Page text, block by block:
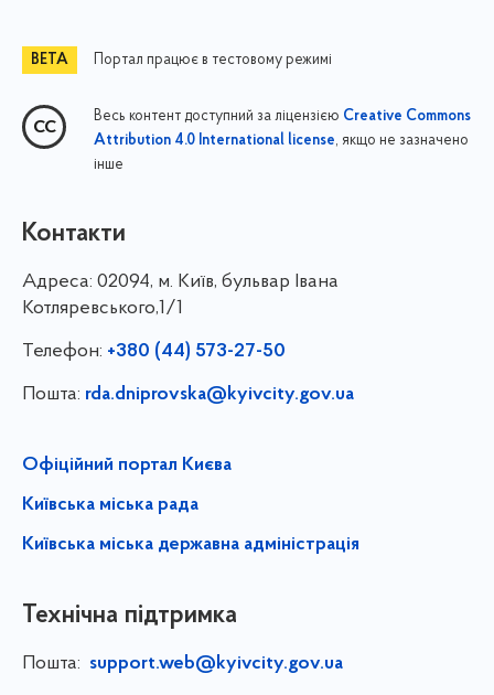
Портал працює в тестовому режимі
Весь контент доступний за ліцензією Creative Commons
Attribution 4.0 International license, якщо не зазначено
інше
Контакти
Адреса: 02094, м. Київ, бульвар Івана
Котляревського,1/1
Телефон: +380 (44) 573-27-50
Пошта: rda.dniprovska@kyivcity.gov.ua
Офіційний портал Києва
Київська міська рада
Київська міська державна адміністрація
Технічна підтримка
Пошта: support.web@kyivcity.gov.ua